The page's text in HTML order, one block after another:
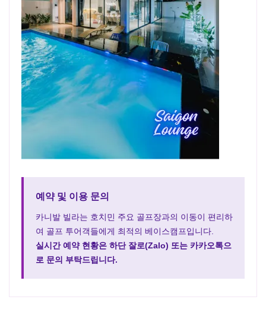
예약 및 이용 문의
카니발 빌라는 호치민 주요 골프장과의 이동이 편리하
여 골프 투어객들에게 최적의 베이스캠프입니다.
실시간 예약 현황은 하단 잘로(Zalo) 또는 카카오톡으
로 문의 부탁드립니다.